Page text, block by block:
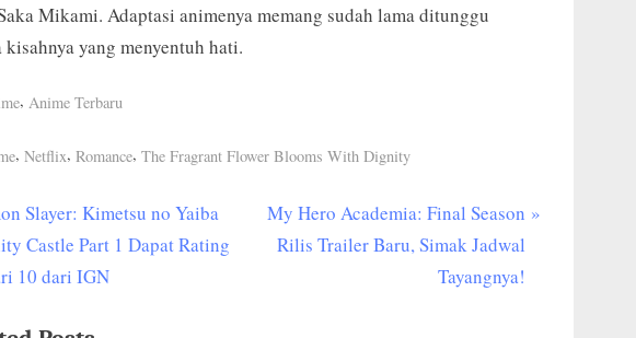
Mikami. Adaptasi animenya memang sudah lama ditunggu
kisahnya yang menyentuh hati.
, Anime Terbaru
, Netflix, Romance, The Fragrant Flower Blooms With Dignity
Slayer: Kimetsu no Yaiba
Castle Part 1 Dapat Rating
10 dari IGN
N
My Hero Academia: Final Season
Rilis Trailer Baru, Simak Jadwal
Tayangnya!